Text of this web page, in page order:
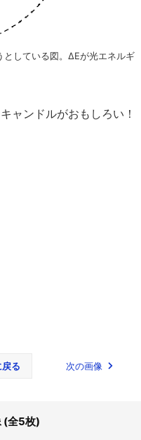
している図。ΔEが光エネルギ
ャンドルがおもしろい！
る 次の画像
(全5枚)